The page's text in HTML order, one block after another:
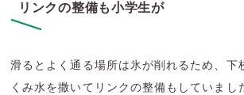
リンクの整備も小学生が
滑るとよく通る場所は氷が削れるため、下
くみ水を撒いてリンクの整備もしていまし